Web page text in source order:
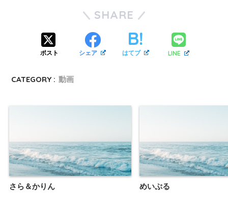
SHARE
ポスト シェア はてブ LINE
CATEGORY : 動画
さら＆かりん めいぷる